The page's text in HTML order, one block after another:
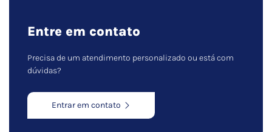
Entre em contato
Precisa de um atendimento personalizado ou está com
dúvidas?
Entrar em contato